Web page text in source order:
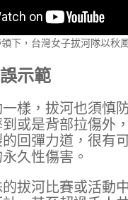
下，台灣女子拔河隊以秋
示範
樣，拔河也須慎
或是背部拉傷外
回彈力道，很有
久性傷害。
拔河比賽或活動